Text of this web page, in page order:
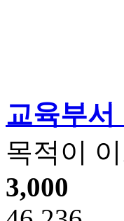
교육부서
목적이
3,000